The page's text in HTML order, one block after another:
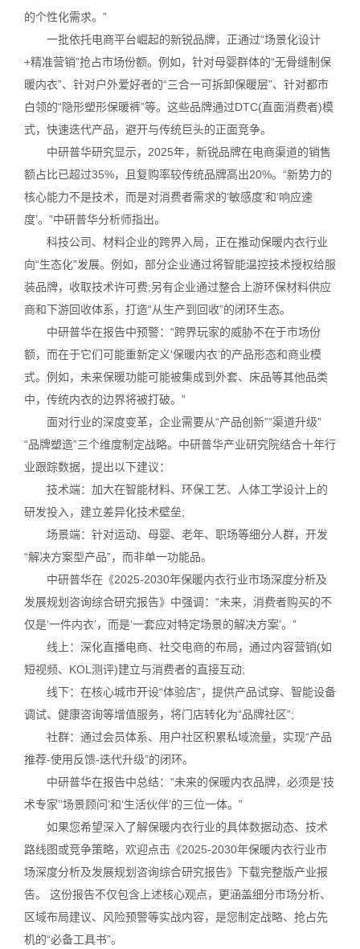
的个性化需求。”
一批依托电商平台崛起的新锐品牌，正通过“场景化设计
+精准营销”抢占市场份额。例如，针对母婴群体的“无骨缝制保
暖内衣”、针对户外爱好者的“三合一可拆卸保暖层”、针对都市
白领的“隐形塑形保暖裤”等。这些品牌通过DTC(直面消费者)模
式，快速迭代产品，避开与传统巨头的正面竞争。
中研普华研究显示，2025年，新锐品牌在电商渠道的销售
额占比已超过35%，且复购率较传统品牌高出20%。“新势力的
核心能力不是技术，而是对消费者需求的‘敏感度’和‘响应速
度’。”中研普华分析师指出。
科技公司、材料企业的跨界入局，正在推动保暖内衣行业
向“生态化”发展。例如，部分企业通过将智能温控技术授权给服
装品牌，收取技术许可费;另有企业通过整合上游环保材料供应
商和下游回收体系，打造“从生产到回收”的闭环生态。
中研普华在报告中预警：“跨界玩家的威胁不在于市场份
额，而在于它们可能重新定义‘保暖内衣’的产品形态和商业模
式。例如，未来保暖功能可能被集成到外套、床品等其他品类
中，传统内衣的边界将被打破。”
面对行业的深度变革，企业需要从“产品创新”“渠道升级”
“品牌塑造”三个维度制定战略。中研普华产业研究院结合十年行
业跟踪数据，提出以下建议：
技术端：加大在智能材料、环保工艺、人体工学设计上的
研发投入，建立差异化技术壁垒;
场景端：针对运动、母婴、老年、职场等细分人群，开发
“解决方案型产品”，而非单一功能品。
中研普华在《2025-2030年保暖内衣行业市场深度分析及
发展规划咨询综合研究报告》中强调：“未来，消费者购买的不
仅是‘一件内衣’，而是‘一套应对特定场景的解决方案’。”
线上：深化直播电商、社交电商的布局，通过内容营销(如
短视频、KOL测评)建立与消费者的直接互动;
线下：在核心城市开设“体验店”，提供产品试穿、智能设备
调试、健康咨询等增值服务，将门店转化为“品牌社区”;
社群：通过会员体系、用户社区积累私域流量，实现“产品
推荐-使用反馈-迭代升级”的闭环。
中研普华在报告中总结：“未来的保暖内衣品牌，必须是‘技
术专家’‘场景顾问’和‘生活伙伴’的三位一体。”
如果您希望深入了解保暖内衣行业的具体数据动态、技术
路线图或竞争策略，欢迎点击《2025-2030年保暖内衣行业市
场深度分析及发展规划咨询综合研究报告》下载完整版产业报
告。 这份报告不仅包含上述核心观点，更涵盖细分市场分析、
区域布局建议、风险预警等实战内容，是您制定战略、抢占先
机的“必备工具书”。